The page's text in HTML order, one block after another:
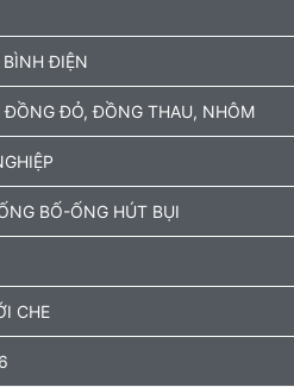
BÌNH ĐIỆN
ĐỒNG ĐỎ, ĐỒNG THAU, NHÔM
BỐ-ỐNG HÚT BỤI
CHE